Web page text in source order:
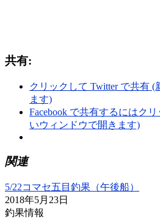
共有:
クリックして Twitter で共有
ます)
Facebook で共有するにはク
いウィンドウで開きます)
関連
5/22コマセ五目釣果（午後船）
2018年5月23日
釣果情報